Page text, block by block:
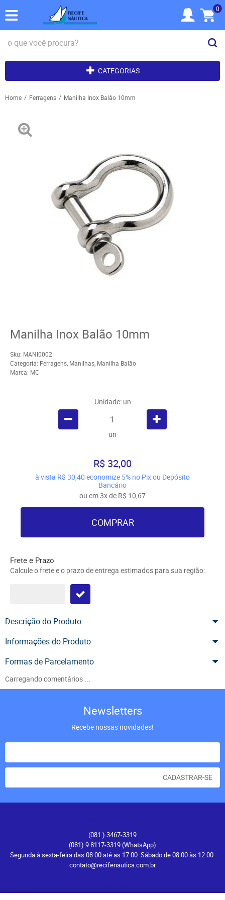
0
CATEGORIAS
Home Ferragens Manilha Inox Balão 10mm
Manilha Inox Balão 10mm
Sku: MANI0002
Categoria: Ferragens, Manilhas, Manilha Balão
Marca: MC
Unidade: un
un
R$ 32,00
à vista R$ 30,40 economize 5% no Pix ou Depósito
Bancário
ou em3xde R$ 10,67
COMPRAR
Frete e Prazo
Calcule o frete e o prazo de entrega estimados para sua região:
Descrição do Produto
Informações do Produto
Formas de Parcelamento
Carregando comentários ...
Newsletters
Recebe nossas novidades!
CADASTRAR-SE
(081 ) 3467-3319
(081) 9.8117-3319(WhatsApp)
Segunda à sexta-feira das 08:00 até as 17:00. Sábado de 08:00 às 12:00.
contato@recifenautica.com.br